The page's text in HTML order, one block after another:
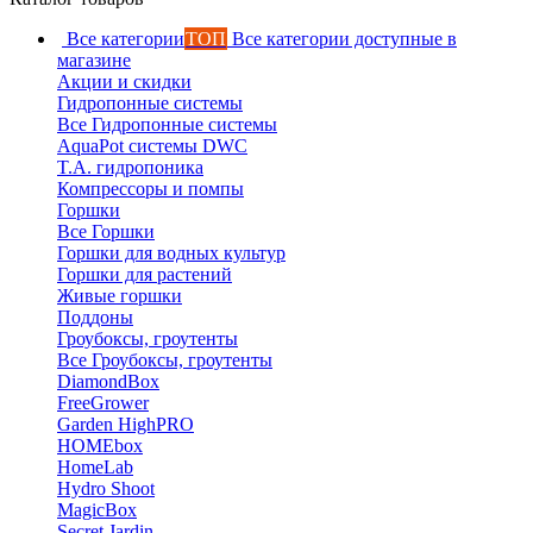
Все категорииТОП Все категории доступные в
магазине
Акции и скидки
Гидропонные системы
Все Гидропонные системы
AquaPot системы DWC
T.A. гидропоника
Компрессоры и помпы
Горшки
Все Горшки
Горшки для водных культур
Горшки для растений
Живые горшки
Поддоны
Гроубоксы, гроутенты
Все Гроубоксы, гроутенты
DiamondBox
FreeGrower
Garden HighPRO
HOMEbox
HomeLab
Hydro Shoot
MagicBox